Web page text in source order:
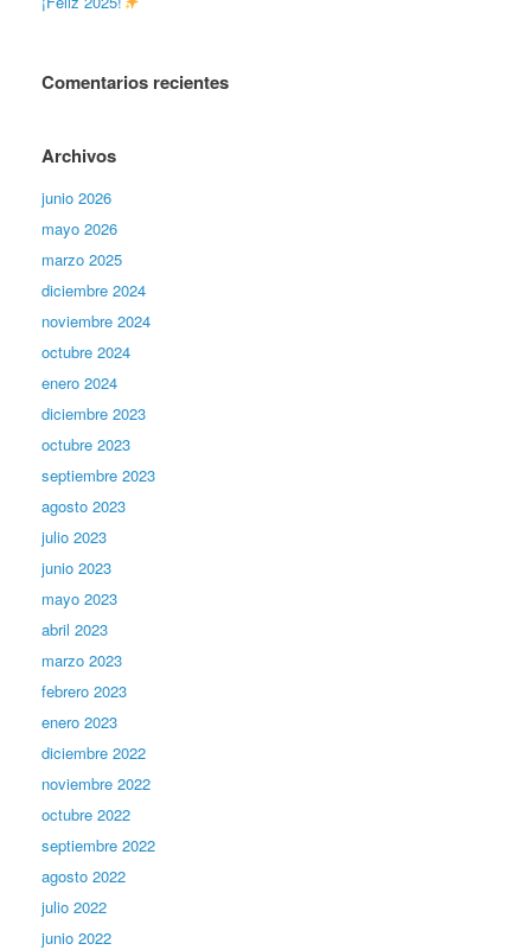
Comentarios recientes
Archivos
junio 2026
mayo 2026
marzo 2025
diciembre 2024
noviembre 2024
octubre 2024
enero 2024
diciembre 2023
octubre 2023
septiembre 2023
agosto 2023
julio 2023
junio 2023
mayo 2023
abril 2023
marzo 2023
febrero 2023
enero 2023
diciembre 2022
noviembre 2022
octubre 2022
septiembre 2022
agosto 2022
julio 2022
junio 2022